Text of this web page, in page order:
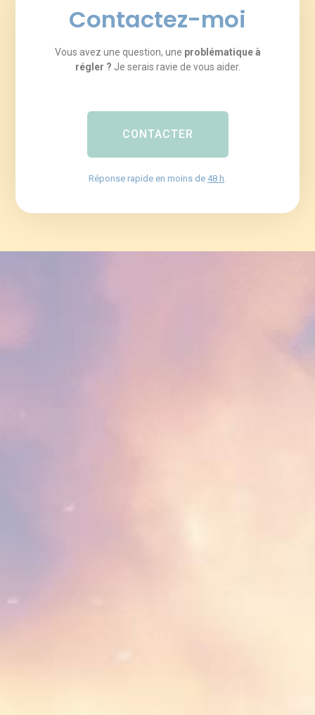
Contactez-moi
Vous avez une question, une problématique à
régler ? Je serais ravie de vous aider.
CONTACTER
Réponse rapide en moins de 48 h